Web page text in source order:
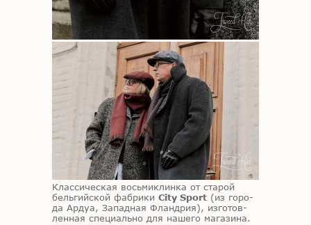
Клас­си­че­ская вось­ми­клин­ка от ста­рой
бель­гий­ской фаб­ри­ки City Sport (из го­ро­
да Ар­дуа, За­пад­ная Фланд­рия), из­го­тов­
лен­ная спе­ци­аль­но для на­ше­го ма­га­зи­на.